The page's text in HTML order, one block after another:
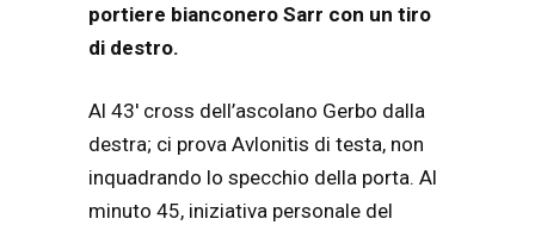
portiere bianconero Sarr con un tiro
di destro.
Al 43′ cross dell’ascolano Gerbo dalla
destra; ci prova Avlonitis di testa, non
inquadrando lo specchio della porta. Al
minuto 45, iniziativa personale del